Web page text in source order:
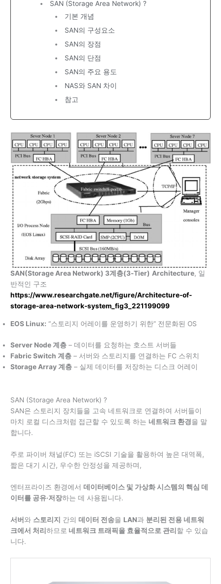
SAN (Storage Area Network) ?
기본 개념
SAN의 구성요소
SAN의 장점
SAN의 단점
SAN의 주요 용도
NAS와 SAN 차이
참고
SAN(Storage Area Network) 3계층(3-Tier) Architecture, 일
반적인 구조
https://www.researchgate.net/figure/Architecture-of-
storage-area-network-system_fig3_221199099
EOS Linux: “스토리지 어레이를 운영하기 위한” 전문화된 OS
Server Node 계층 – 데이터를 요청하는 호스트 서버들
Fabric Switch 계층 – 서버와 스토리지를 연결하는 FC 스위치
Storage Array 계층 – 실제 데이터를 저장하는 디스크 어레이
SAN (Storage Area Network) ?
SAN은 스토리지 장치들을 고속 네트워크로 연결하여 서버들이
마치 로컬 디스크처럼 접근할 수 있도록 하는 네트워크 환경을 말
합니다.
주로 파이버 채널(FC) 또는 iSCSI 기술을 활용하여 높은 대역폭,
짧은 대기 시간, 우수한 안정성을 제공하며,
엔터프라이즈 환경에서데이터베이스 및 가상화 시스템의 핵심 데
이터를 공유·저장하는 데 사용됩니다.
서버 와 스토리지 간의데이터 전송을 LAN과 분리된 전용 네트워
크에서 처리하므로 네트워크 트래픽을 효율적으로 관리 할 수 있습
니다.